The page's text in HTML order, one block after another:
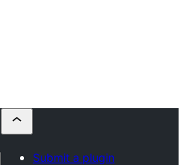
Submit a plugin